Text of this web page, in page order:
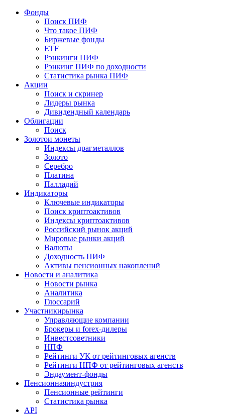
Фонды
Поиск ПИФ
Что такое ПИФ
Биржевые фонды
ETF
Рэнкинги ПИФ
Рэнкинг ПИФ по доходности
Статистика рынка ПИФ
Акции
Поиск и скринер
Лидеры рынка
Дивидендный календарь
Облигации
Поиск
Золотои монеты
Индексы драгметаллов
Золото
Серебро
Платина
Палладий
Индикаторы
Ключевые индикаторы
Поиск криптоактивов
Индексы криптоактивов
Российский рынок акций
Мировые рынки акций
Валюты
Доходность ПИФ
Активы пенсионных накоплений
Новости и аналитика
Новости рынка
Аналитика
Глоссарий
Участникирынка
Управляющие компании
Брокеры и forex-дилеры
Инвестсоветники
НПФ
Рейтинги УК от рейтинговых агенств
Рейтинги НПФ от рейтинговых агенств
Эндаумент-фонды
Пенсионнаяиндустрия
Пенсионные рейтинги
Статистика рынка
API